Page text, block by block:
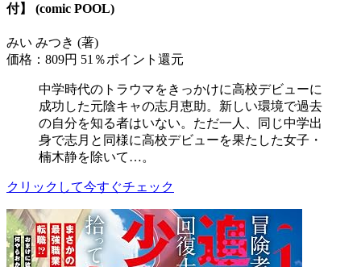
付】 (comic POOL)
みい みつき (著)
価格：809円 51％ポイント還元
中学時代のトラウマをきっかけに高校デビューに
成功した元陰キャの志月恵助。新しい環境で過去
の自分を知る者はいない。ただ一人、同じ中学出
身で志月と同様に高校デビューを果たした女子・
楠木静を除いて…。
クリックして今すぐチェック